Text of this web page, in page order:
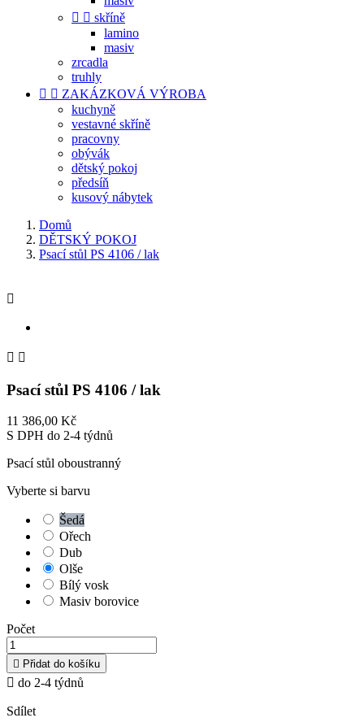
  skříně
lamino
masiv
zrcadla
truhly
  ZAKÁZKOVÁ VÝROBA
kuchyně
vestavné skříně
pracovny
obývák
dětský pokoj
předsíň
kusový nábytek
Domů
DĚTSKÝ POKOJ
Psací stůl PS 4106 / lak

 
Psací stůl PS 4106 / lak
11 386,00 Kč
S DPH do 2-4 týdnů
Psací stůl oboustranný
Vyberte si barvu
Šedá
Ořech
Dub
Olše
Bílý vosk
Masiv borovice
Počet
 Přidat do košíku
 do 2-4 týdnů
Sdílet